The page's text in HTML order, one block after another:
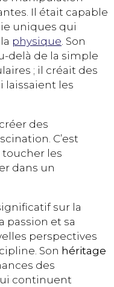
Il était capable
uniques qui
physique. Son
delà de la simple
; il créait des
laissaient les
des
C’est
les
dans un
sur la
passion et sa
perspectives
Son héritage
des
continuent